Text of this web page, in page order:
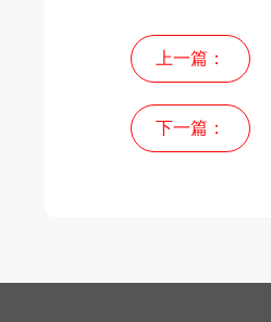
上一篇：
下一篇：